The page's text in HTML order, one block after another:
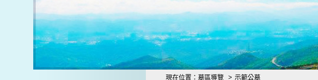
現在位置：墓區導覽 > 示範公墓